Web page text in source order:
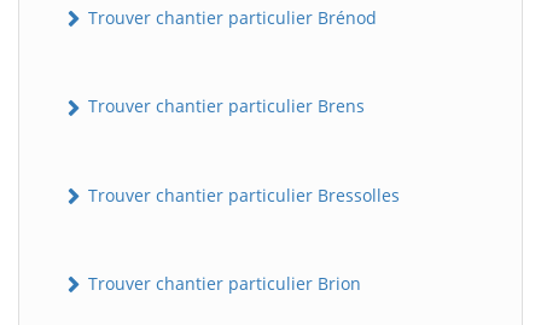
Trouver chantier particulier Brénod
Trouver chantier particulier Brens
Trouver chantier particulier Bressolles
Trouver chantier particulier Brion